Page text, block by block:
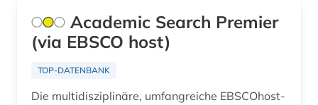
elektronische zeitschrift (8)
elektronisches publizieren (1)
Academic Search Premier
(via EBSCO host)
TOP-DATENBANK
Die multidisziplinäre, umfangreiche EBSCOhost-